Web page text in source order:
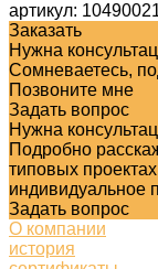
артикул:
Заказать
Нужна
Сомневаетесь,
Позвоните мне
Задать вопрос
Нужна
Подробно
типовых
индивидуальное
Задать вопрос
О компании
история